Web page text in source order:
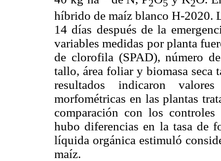
2 5 2
híbrido de maíz blanco H-2020.
14 días después de la
variables medidas por planta
de clorofila (SPAD), número
tallo, área foliar y biomasa seca
resultados indicaron
morfométricas en las plantas
comparación con los
hubo diferencias en la tasa de
líquida orgánica estimuló
maíz.